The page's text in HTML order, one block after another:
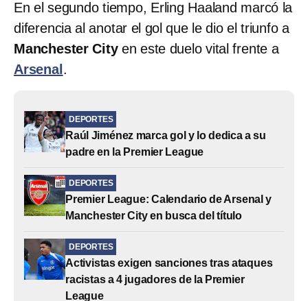
En el segundo tiempo, Erling Haaland marcó la
diferencia al anotar el gol que le dio el triunfo a
Manchester Cityen este duelo vital frente a
Arsenal .
DEPORTES
Raúl Jiménez marca gol y lo dedica a su
padre en la Premier League
DEPORTES
Premier League: Calendario de Arsenal y
Manchester City en busca del título
DEPORTES
Activistas exigen sanciones tras ataques
racistas a 4 jugadores de la Premier
League